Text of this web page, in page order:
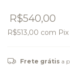
R$540,00
R$513,00 com Pix
Frete grátis a